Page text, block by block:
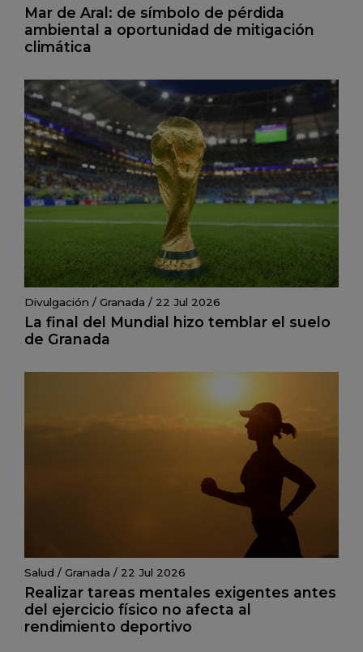
Mar de Aral: de símbolo de pérdida
ambiental a oportunidad de mitigación
climática
Divulgación / Granada / 22 Jul 2026
La final del Mundial hizo temblar el suelo
de Granada
Salud / Granada / 22 Jul 2026
Realizar tareas mentales exigentes antes
del ejercicio físico no afecta al
rendimiento deportivo